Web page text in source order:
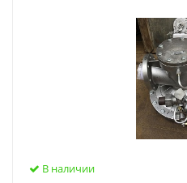
В наличии